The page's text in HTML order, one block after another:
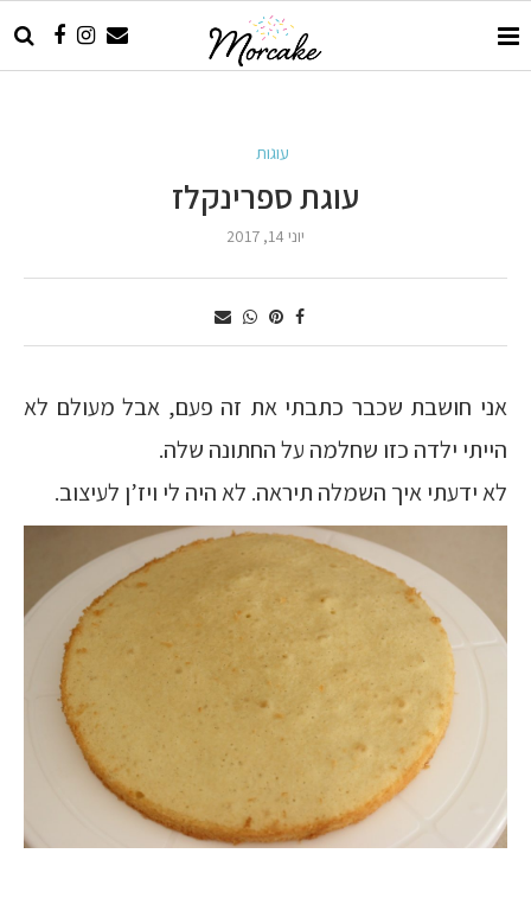
עוגות
עוגת ספרינקלז
יוני 14, 2017
אני חושבת שכבר כתבתי את זה פעם, אבל מעולם לא
הייתי ילדה כזו שחלמה על החתונה שלה.
לא ידעתי איך השמלה תיראה. לא היה לי ויז’ן לעיצוב.